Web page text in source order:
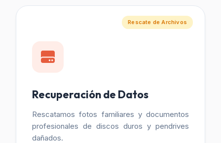
Rescate de Archivos
Recuperación de Datos
Rescatamos fotos familiares y documentos
profesionales de discos duros y pendrives
dañados.